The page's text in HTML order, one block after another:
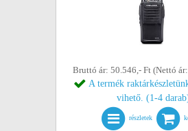
Bruttó ár: 50.546,- Ft (Nettó
A termék
vihető. (1-4
részletek